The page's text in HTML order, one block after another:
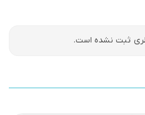
ثبت نشده است.